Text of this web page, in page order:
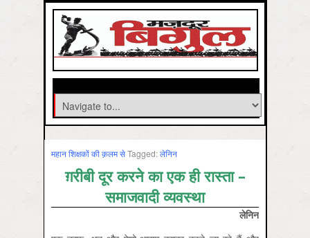
महान शिक्षकों की क़लम सेTagged:लेनिन
ग़रीबी दूर करने का एक ही रास्ता –
समाजवादी व्यवस्था
लेनिन